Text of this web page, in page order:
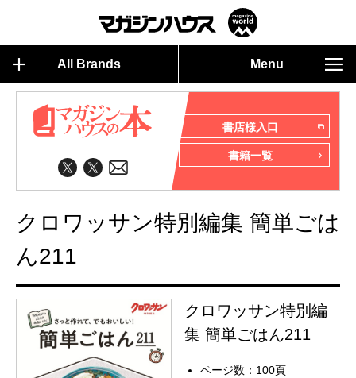
All Brands Menu
書店様入口
書籍一覧
クロワッサン特別編集 簡単ごは
ん211
クロワッサン特別編
集 簡単ごはん211
ページ数：100頁